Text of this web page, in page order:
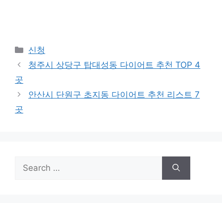
Categories
신청
청주시 상당구 탑대성동 다이어트 추천 TOP 4
곳
안산시 단원구 초지동 다이어트 추천 리스트 7
곳
for: